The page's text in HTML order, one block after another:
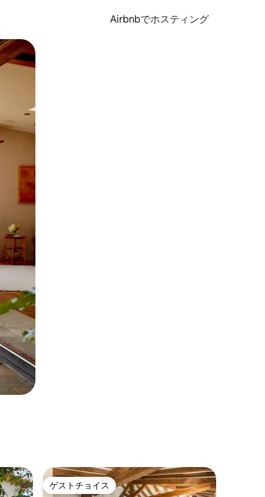
Airbnbでホスティング
きます。
ゲストチョイス
ゲストチョイス